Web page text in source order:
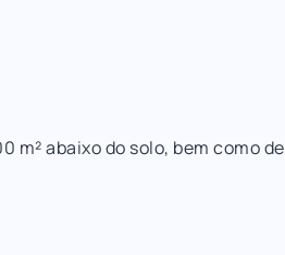
m² abaixo do solo, bem como de